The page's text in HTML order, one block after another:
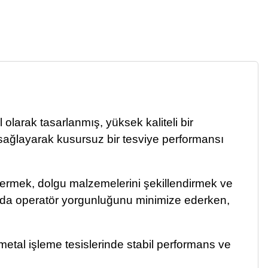
tasarlanmış, yüksek kaliteli bir
kusursuz bir tesviye performansı
dolgu malzemelerini şekillendirmek ve
operatör yorgunluğunu minimize ederken,
işleme tesislerinde stabil performans ve